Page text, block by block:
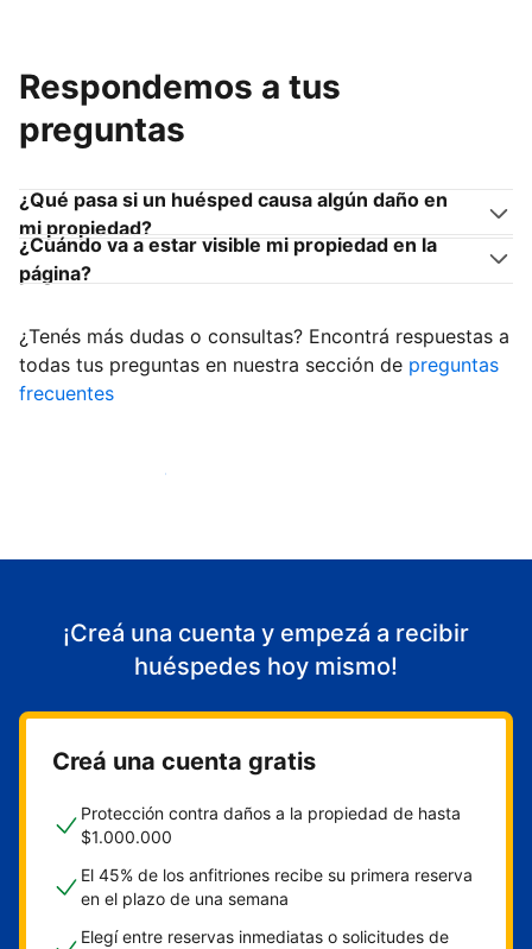
Respondemos a tus
preguntas
¿Qué pasa si un huésped causa algún daño en
mi propiedad?
¿Cuándo va a estar visible mi propiedad en la
página?
¿Tenés más dudas o consultas? Encontrá respuestas a
todas tus preguntas en nuestra sección de preguntas
frecuentes
Empezá a recibir huéspedes
¡Creá una cuenta y empezá a recibir
huéspedes hoy mismo!
Creá una cuenta gratis
Protección contra daños a la propiedad de hasta
$1.000.000
El 45% de los anfitriones recibe su primera reserva
en el plazo de una semana
Elegí entre reservas inmediatas o solicitudes de